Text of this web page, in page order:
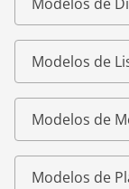
Modelos de
Modelos de
Modelos de